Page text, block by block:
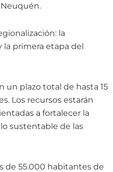
la
la primera etapa del
un plazo total de hasta 15
Los recursos estarán
a fortalecer la
sustentable de las
de 55.000 habitantes de